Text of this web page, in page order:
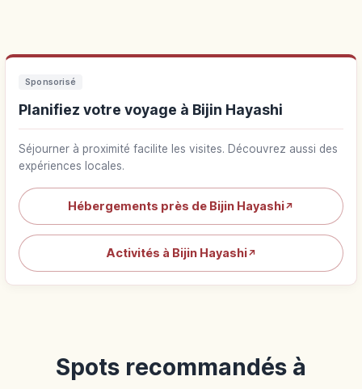
Sponsorisé
Planifiez votre voyage à Bijin Hayashi
Séjourner à proximité facilite les visites. Découvrez aussi des
expériences locales.
Hébergements près de Bijin Hayashi↗
Activités à Bijin Hayashi↗
Spots recommandés à